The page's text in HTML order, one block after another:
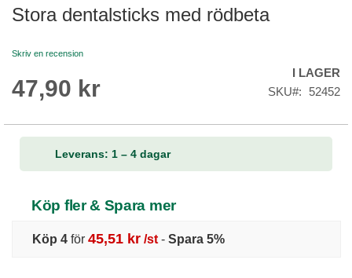
to
the
of
images
Stora dentalsticks med rödbeta
Skriv en recension
47,90 kr
I LAGER
SKU
52452
Leverans: 1 – 4 dagar
Köp fler & Spara mer
Köp 4 för 45,51 kr /st - Spara 5%